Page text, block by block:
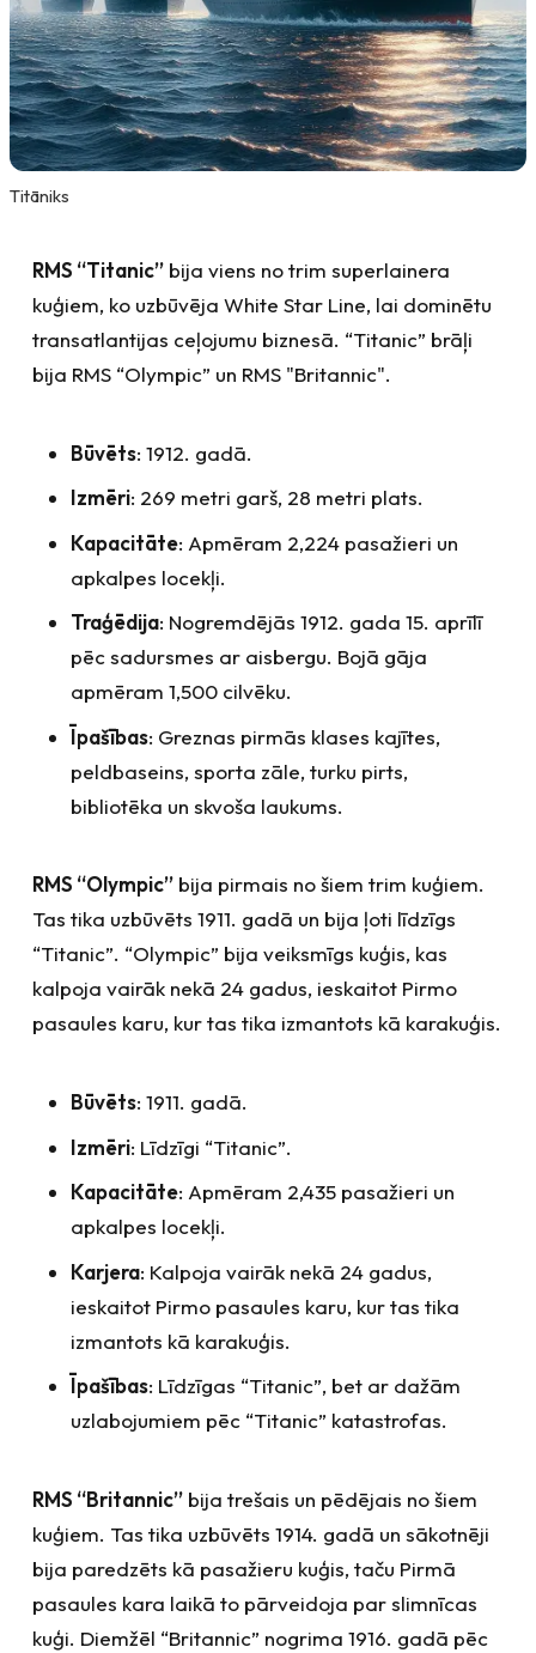
Titāniks
RMS “Titanic” bija viens no trim superlainera
kuģiem, ko uzbūvēja White Star Line, lai dominētu
transatlantijas ceļojumu biznesā. “Titanic” brāļi
bija RMS “Olympic” un RMS "Britannic".
Būvēts: 1912. gadā.
Izmēri: 269 metri garš, 28 metri plats.
Kapacitāte: Apmēram 2,224 pasažieri un
apkalpes locekļi.
Traģēdija: Nogremdējās 1912. gada 15. aprīlī
pēc sadursmes ar aisbergu. Bojā gāja
apmēram 1,500 cilvēku.
Īpašības: Greznas pirmās klases kajītes,
peldbaseins, sporta zāle, turku pirts,
bibliotēka un skvoša laukums.
RMS “Olympic” bija pirmais no šiem trim kuģiem.
Tas tika uzbūvēts 1911. gadā un bija ļoti līdzīgs
“Titanic”. “Olympic” bija veiksmīgs kuģis, kas
kalpoja vairāk nekā 24 gadus, ieskaitot Pirmo
pasaules karu, kur tas tika izmantots kā karakuģis.
Būvēts: 1911. gadā.
Izmēri: Līdzīgi “Titanic”.
Kapacitāte: Apmēram 2,435 pasažieri un
apkalpes locekļi.
Karjera: Kalpoja vairāk nekā 24 gadus,
ieskaitot Pirmo pasaules karu, kur tas tika
izmantots kā karakuģis.
Īpašības: Līdzīgas “Titanic”, bet ar dažām
uzlabojumiem pēc “Titanic” katastrofas.
RMS “Britannic” bija trešais un pēdējais no šiem
kuģiem. Tas tika uzbūvēts 1914. gadā un sākotnēji
bija paredzēts kā pasažieru kuģis, taču Pirmā
pasaules kara laikā to pārveidoja par slimnīcas
kuģi. Diemžēl “Britannic” nogrima 1916. gadā pēc